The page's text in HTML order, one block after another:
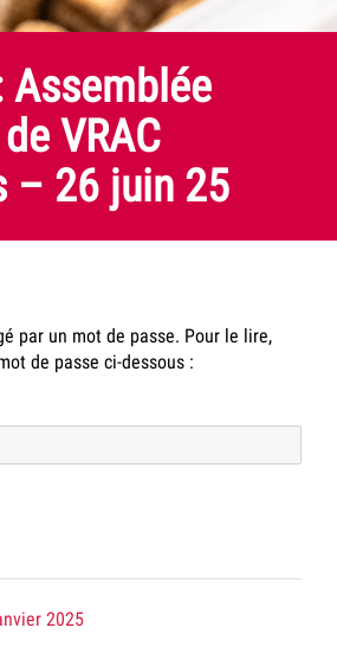
Assemblée
VRAC
– 26 juin 25
par un mot de passe. Pour le lire,
de passe ci-dessous :
2025